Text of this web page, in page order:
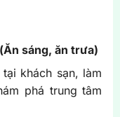
sáng, ăn trưa)
khách sạn, làm
phá trung tâm